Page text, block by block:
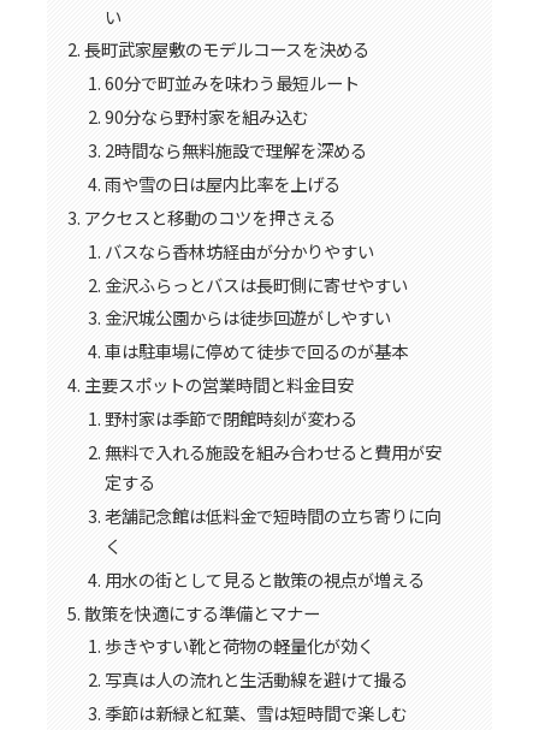
い
長町武家屋敷のモデルコースを決める
60分で町並みを味わう最短ルート
90分なら野村家を組み込む
2時間なら無料施設で理解を深める
雨や雪の日は屋内比率を上げる
アクセスと移動のコツを押さえる
バスなら香林坊経由が分かりやすい
金沢ふらっとバスは長町側に寄せやすい
金沢城公園からは徒歩回遊がしやすい
車は駐車場に停めて徒歩で回るのが基本
主要スポットの営業時間と料金目安
野村家は季節で閉館時刻が変わる
無料で入れる施設を組み合わせると費用が安
定する
老舗記念館は低料金で短時間の立ち寄りに向
く
用水の街として見ると散策の視点が増える
散策を快適にする準備とマナー
歩きやすい靴と荷物の軽量化が効く
写真は人の流れと生活動線を避けて撮る
季節は新緑と紅葉、雪は短時間で楽しむ